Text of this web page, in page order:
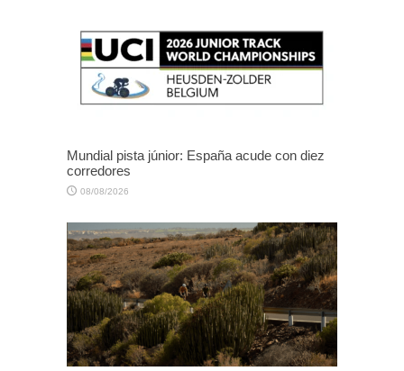
Mundial pista júnior: España acude con diez
corredores
08/08/2026